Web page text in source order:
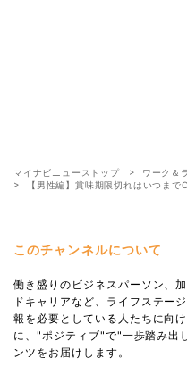
マイナビニューストップ
ワーク＆
【男性編】賞味期限切れはいつま
このチャンネルについて
働き盛りのビジネスパーソン、
ドキャリアなど、ライフステー
報を必要としている人たちに向
に、"ポジティブ"で"一歩踏み出
ンツをお届けします。